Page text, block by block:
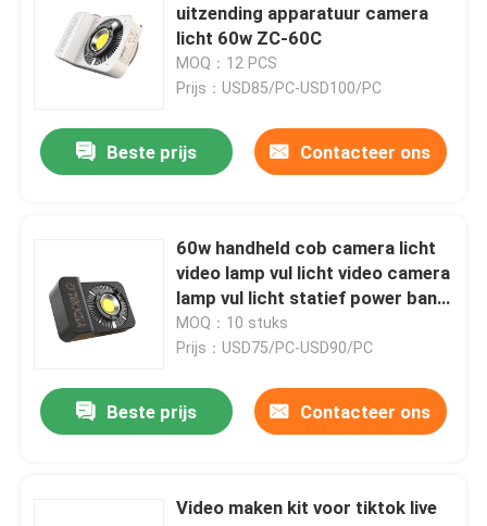
LEIDENE Videostudiolichten
RGB LEIDEN Videolicht
Van LEIDENE de Fotografie Studiolichten
LED Halve Maan Licht
LEIDEN Zacht Comité Licht
Het licht van de filmstudio
uitzending apparatuur camera
licht 60w ZC-60C
MOQ：12 PCS
Prijs：USD85/PC-USD100/PC
Beste prijs Contacteer ons
60w handheld cob camera licht
video lamp vul licht video camera
lamp vul licht statief power bank
batterij
MOQ：10 stuks
Prijs：USD75/PC-USD90/PC
Beste prijs Contacteer ons
Video maken kit voor tiktok live